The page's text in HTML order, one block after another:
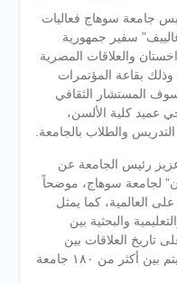
جامعة سوهاج فعاليات
سفير جمهورية
والعلاقات المصرية
وذلك بقاعة المؤتمرات
سوف المستشار الثقافي
عميد كلية الألسن،
والطلاب بالجامعة.
رئيس الجامعة عن
لجامعة سوهاج، موضحاً
العالمية، كما يمثل
والبحثية بين
تاريخ العلاقات بين
الدولتين وحجم التبادل العلمي الذي سيتم بين أكثر من ١٨٠ جامعة